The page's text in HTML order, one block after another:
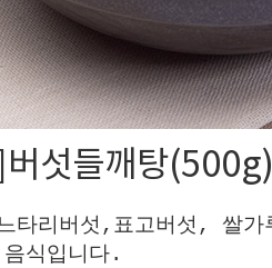
버섯들깨탕(500g)
타리버섯,표고버섯, 쌀가
식입니다.